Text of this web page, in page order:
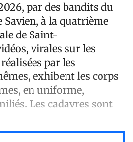
par des bandits du
Savien, à la quatrième
de Saint-
virales sur les
par les
exhibent les corps
en uniforme,
Les cadavres sont